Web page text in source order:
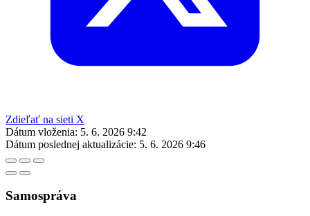
Zdieľať na sieti X
Dátum vloženia: 5. 6. 2026 9:42
Dátum poslednej aktualizácie: 5. 6. 2026 9:46
Samospráva